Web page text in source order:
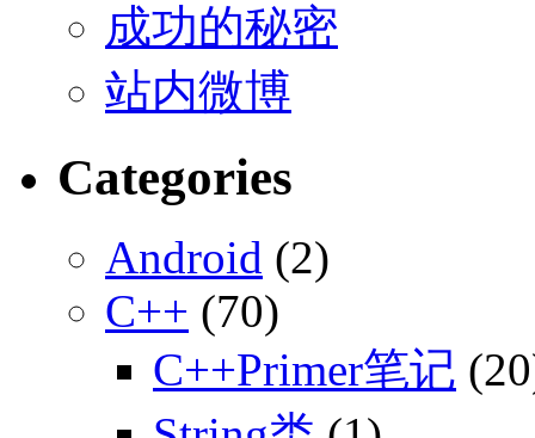
成功的秘密
站内微博
Categories
Android (2)
C++ (70)
C++Primer笔记